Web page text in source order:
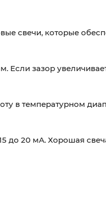
свечи, которые
Если зазор
в температурном
до 20 мА. Хорошая